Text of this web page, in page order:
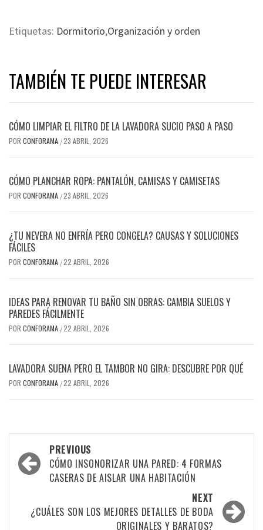
Etiquetas: Dormitorio,Organización y orden
TAMBIÉN TE PUEDE INTERESAR
CÓMO LIMPIAR EL FILTRO DE LA LAVADORA SUCIO PASO A PASO
POR CONFORAMA /23 ABRIL, 2026
CÓMO PLANCHAR ROPA: PANTALÓN, CAMISAS Y CAMISETAS
POR CONFORAMA /23 ABRIL, 2026
¿TU NEVERA NO ENFRÍA PERO CONGELA? CAUSAS Y SOLUCIONES
FÁCILES
POR CONFORAMA /22 ABRIL, 2026
IDEAS PARA RENOVAR TU BAÑO SIN OBRAS: CAMBIA SUELOS Y
PAREDES FÁCILMENTE
POR CONFORAMA /22 ABRIL, 2026
LAVADORA SUENA PERO EL TAMBOR NO GIRA: DESCUBRE POR QUÉ
POR CONFORAMA /22 ABRIL, 2026
Post
navigation
PREVIOUS
CÓMO INSONORIZAR UNA PARED: 4 FORMAS
CASERAS DE AISLAR UNA HABITACIÓN
NEXT
¿CUÁLES SON LOS MEJORES DETALLES DE BODA
ORIGINALES Y BARATOS?